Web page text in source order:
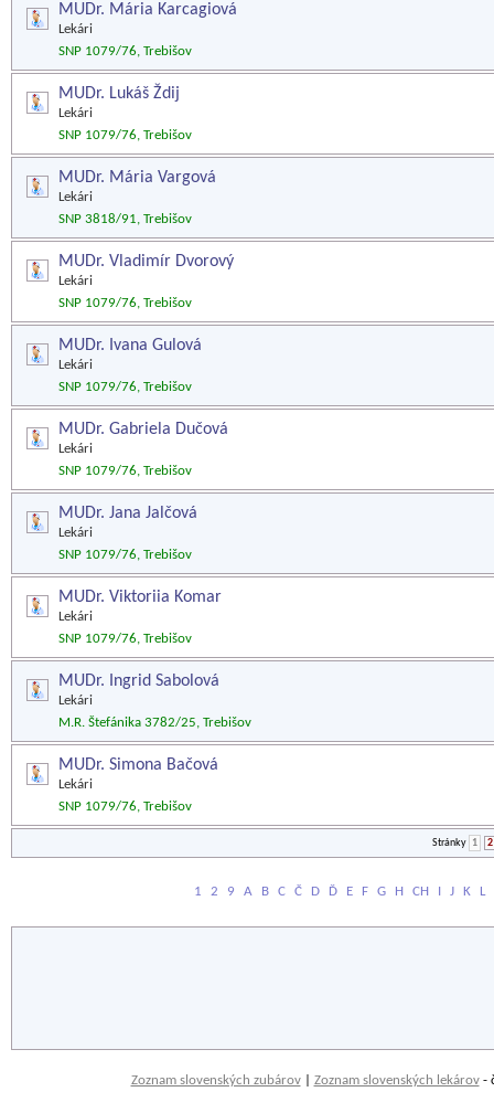
MUDr. Mária Karcagiová
Lekári
SNP 1079/76, Trebišov
MUDr. Lukáš Ždij
Lekári
SNP 1079/76, Trebišov
MUDr. Mária Vargová
Lekári
SNP 3818/91, Trebišov
MUDr. Vladimír Dvorový
Lekári
SNP 1079/76, Trebišov
MUDr. Ivana Gulová
Lekári
SNP 1079/76, Trebišov
MUDr. Gabriela Dučová
Lekári
SNP 1079/76, Trebišov
MUDr. Jana Jalčová
Lekári
SNP 1079/76, Trebišov
MUDr. Viktoriia Komar
Lekári
SNP 1079/76, Trebišov
MUDr. Ingrid Sabolová
Lekári
M.R. Štefánika 3782/25, Trebišov
MUDr. Simona Bačová
Lekári
SNP 1079/76, Trebišov
Stránky 1 2
1 2 9 A B C Č D Ď E F G H CH I J K L
Zoznam slovenských zubárov| Zoznam slovenských lekárov-